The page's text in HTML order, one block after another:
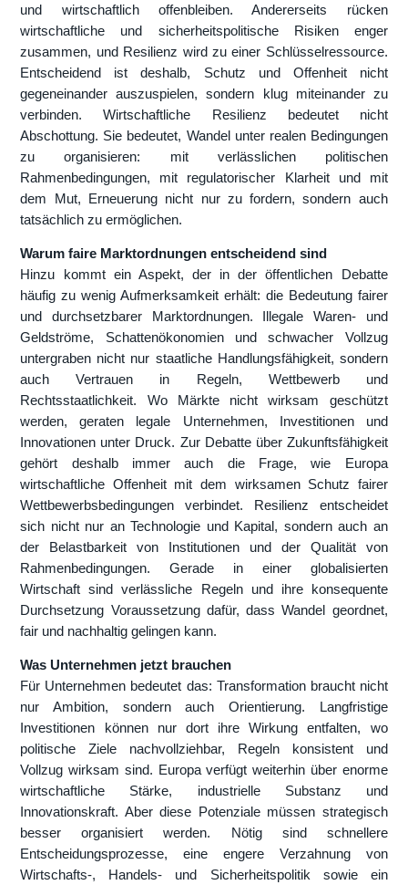
und wirtschaftlich offenbleiben. Andererseits rücken
wirtschaftliche und sicherheitspolitische Risiken enger
zusammen, und Resilienz wird zu einer Schlüsselressource.
Entscheidend ist deshalb, Schutz und Offenheit nicht
gegeneinander auszuspielen, sondern klug miteinander zu
verbinden. Wirtschaftliche Resilienz bedeutet nicht
Abschottung. Sie bedeutet, Wandel unter realen Bedingungen
zu organisieren: mit verlässlichen politischen
Rahmenbedingungen, mit regulatorischer Klarheit und mit
dem Mut, Erneuerung nicht nur zu fordern, sondern auch
tatsächlich zu ermöglichen.
Warum faire Marktordnungen entscheidend sind
Hinzu kommt ein Aspekt, der in der öffentlichen Debatte
häufig zu wenig Aufmerksamkeit erhält: die Bedeutung fairer
und durchsetzbarer Marktordnungen. Illegale Waren- und
Geldströme, Schattenökonomien und schwacher Vollzug
untergraben nicht nur staatliche Handlungsfähigkeit, sondern
auch Vertrauen in Regeln, Wettbewerb und
Rechtsstaatlichkeit. Wo Märkte nicht wirksam geschützt
werden, geraten legale Unternehmen, Investitionen und
Innovationen unter Druck. Zur Debatte über Zukunftsfähigkeit
gehört deshalb immer auch die Frage, wie Europa
wirtschaftliche Offenheit mit dem wirksamen Schutz fairer
Wettbewerbsbedingungen verbindet. Resilienz entscheidet
sich nicht nur an Technologie und Kapital, sondern auch an
der Belastbarkeit von Institutionen und der Qualität von
Rahmenbedingungen. Gerade in einer globalisierten
Wirtschaft sind verlässliche Regeln und ihre konsequente
Durchsetzung Voraussetzung dafür, dass Wandel geordnet,
fair und nachhaltig gelingen kann.
Was Unternehmen jetzt brauchen
Für Unternehmen bedeutet das: Transformation braucht nicht
nur Ambition, sondern auch Orientierung. Langfristige
Investitionen können nur dort ihre Wirkung entfalten, wo
politische Ziele nachvollziehbar, Regeln konsistent und
Vollzug wirksam sind. Europa verfügt weiterhin über enorme
wirtschaftliche Stärke, industrielle Substanz und
Innovationskraft. Aber diese Potenziale müssen strategisch
besser organisiert werden. Nötig sind schnellere
Entscheidungsprozesse, eine engere Verzahnung von
Wirtschafts-, Handels- und Sicherheitspolitik sowie ein